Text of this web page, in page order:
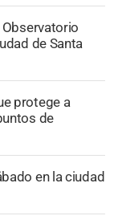
Observatorio
de Santa
protege a
de
en la ciudad